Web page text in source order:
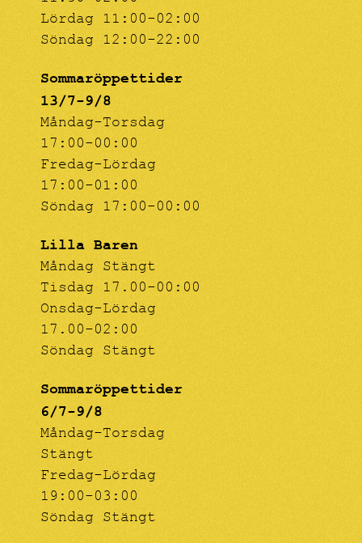
Lördag 11:00-02:00
Söndag 12:00-22:00
Sommaröppettider
13/7-9/8
Måndag-Torsdag
17:00-00:00
Fredag-Lördag
17:00-01:00
Söndag 17:00-00:00
Lilla Baren
Måndag Stängt
Tisdag 17.00-00:00
Onsdag-Lördag
17.00-02:00
Söndag Stängt
Sommaröppettider
6/7-9/8
Måndag-Torsdag
Stängt
Fredag-Lördag
19:00-03:00
Söndag Stängt